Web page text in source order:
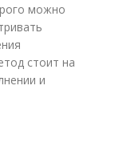
можно
стоит на
и